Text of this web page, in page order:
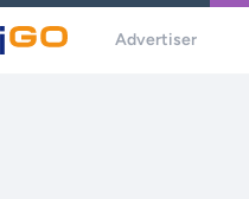
Advertiser